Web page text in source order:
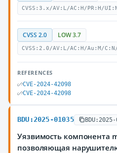
CVSS:3.x/AV:L/AC:H/PR:H/
CVSS 2.0 LOW 3.7
CVSS:2.0/AV:L/AC:H/Au:M/
REFERENCES
CVE-2024-42098
CVE-2024-42098
BDU:2025-01035
Уязвимость компонента
позволяющая